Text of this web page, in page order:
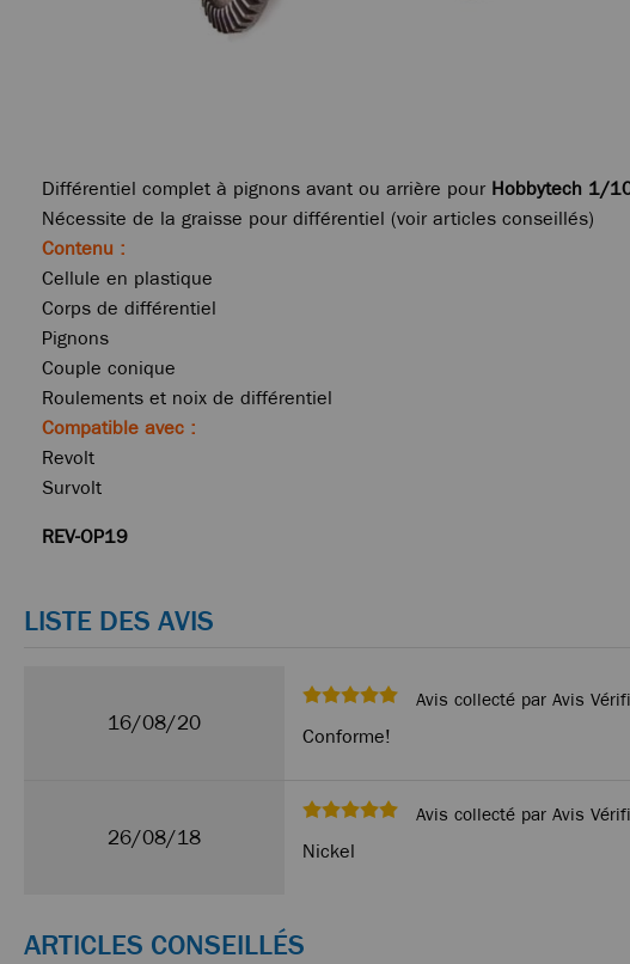
Différentiel complet à pignons avant ou arrière pour Hobbytech 1/
Nécessite de la graisse pour différentiel (voir articles conseillés)
Contenu :
Cellule en plastique
Corps de différentiel
Pignons
Couple conique
Roulements et noix de différentiel
Compatible avec :
Revolt
Survolt
REV-OP19
LISTE DES AVIS
16/08/20
Avis collecté par Avis
Conforme!
26/08/18
Avis collecté par Avis
Nickel
ARTICLES CONSEILLÉS